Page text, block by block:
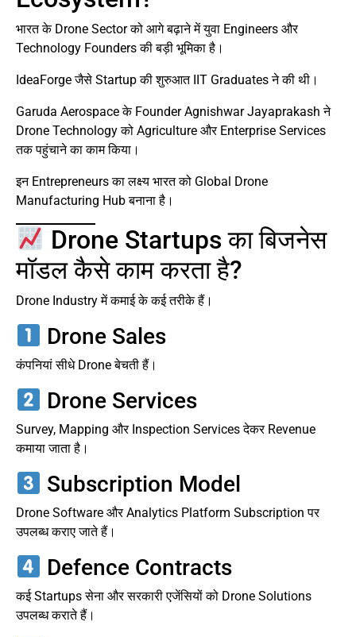
भारत के Drone Sector को आगे बढ़ाने में युवा Engineers और
Technology Founders की बड़ी भूमिका है।
IdeaForge जैसे Startup की शुरुआत IIT Graduates ने की थी।
Garuda Aerospace के Founder Agnishwar Jayaprakash ने
Drone Technology को Agriculture और Enterprise Services
तक पहुंचाने का काम किया।
इन Entrepreneurs का लक्ष्य भारत को Global Drone
Manufacturing Hub बनाना है।
Drone Startups का बिजनेस
मॉडल कैसे काम करता है?
Drone Industry में कमाई के कई तरीके हैं।
Drone Sales
कंपनियां सीधे Drone बेचती हैं।
Drone Services
Survey, Mapping और Inspection Services देकर Revenue
कमाया जाता है।
Subscription Model
Drone Software और Analytics Platform Subscription पर
उपलब्ध कराए जाते हैं।
Defence Contracts
कई Startups सेना और सरकारी एजेंसियों को Drone Solutions
उपलब्ध कराते हैं।